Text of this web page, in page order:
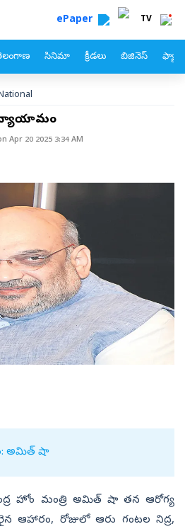
ePaper TV
సినిమా క్రీడలు బిజినెస్
వ్యాయామం
Apr 20 2025 3:34 AM
అమిత్‌ షా
హోం మంత్రి అమిత్‌ షా తన ఆరోగ్య
ఆహారం, రోజులో ఆరు గంటల నిద్ర,